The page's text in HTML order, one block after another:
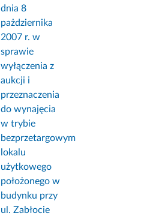
dnia 8
pażdziernika
2007 r. w
sprawie
wyłączenia z
aukcji i
przeznaczenia
do wynajęcia
w trybie
bezprzetargowym
lokalu
użytkowego
położonego w
budynku przy
ul. Zabłocie